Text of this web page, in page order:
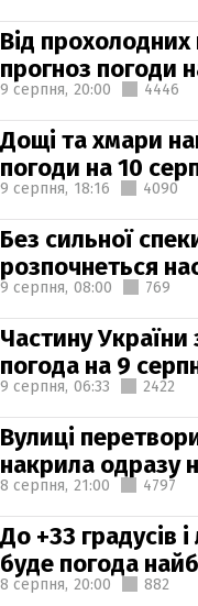
Від
прогноз погоди
9 серпня, 20:00 4446
Дощі та хмари
погоди на 10
9 серпня, 18:16 4090
Без сильної
розпочнеться
9 серпня, 08:00 769
Частину
погода на 9
9 серпня, 06:33 2422
Вулиці
накрила одразу
8 серпня, 21:00 4797
До +33 градусів
буде погода
8 серпня, 20:00 882